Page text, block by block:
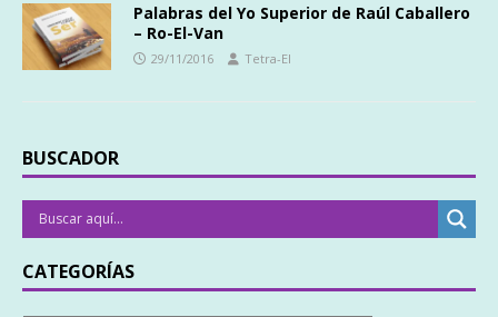
Palabras del Yo Superior de Raúl Caballero
– Ro-El-Van
29/11/2016 Tetra-El
BUSCADOR
CATEGORÍAS